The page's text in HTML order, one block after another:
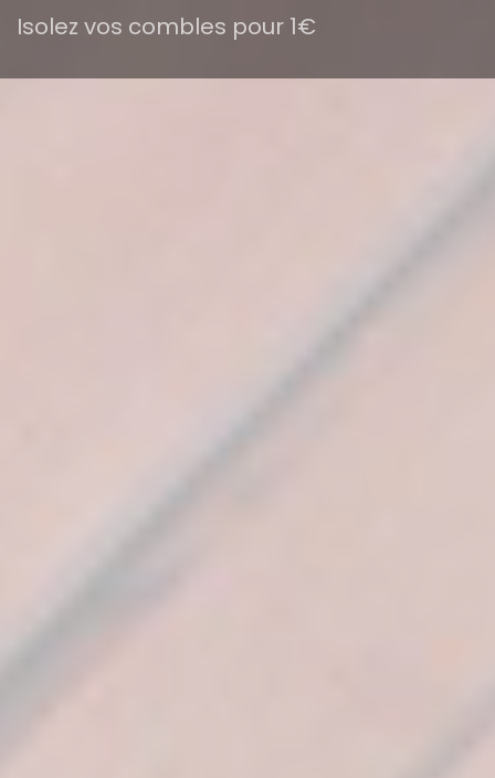
Isolez vos combles pour 1€